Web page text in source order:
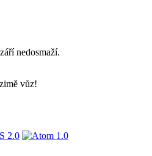
nedosmaží.
vůz!